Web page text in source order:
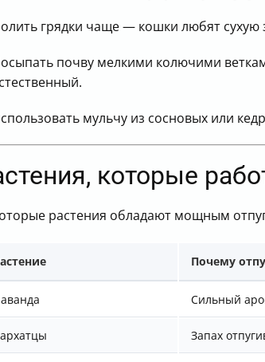
грядки чаще — кошки любят сухую
почву мелкими колючими
мульчу из сосновых или
которые
растения обладают мощным
Почему
Сильный
Запах